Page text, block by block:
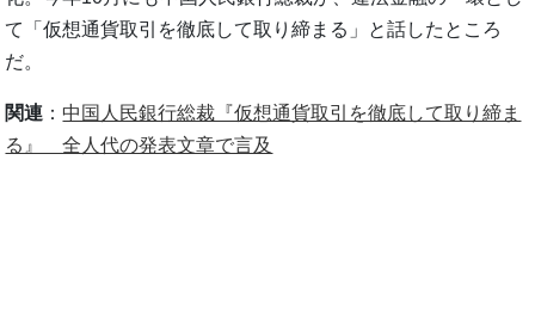
て「仮想通貨取引を徹底して取り締まる」と話したところ
だ。
関連 ： 中国人民銀行総裁『仮想通貨取引を徹底して取り締ま
る』 全人代の発表文章で言及